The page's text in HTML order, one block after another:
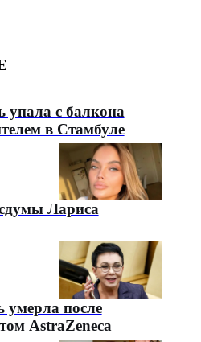
упала с балкона
в Стамбуле
Лариса
умерла после
AstraZeneca